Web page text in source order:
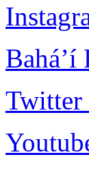
Bahá’í
Twitter